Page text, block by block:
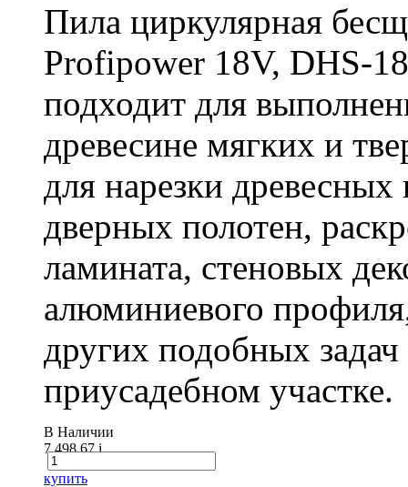
Пила циркулярная
Profipower 18V, DHS-
подходит для
древесине мягких и
для нарезки
дверных полотен,
ламината, стеновых
алюминиевого
других подобных
приусадебном участке.
В Наличии
7 498.67i
купить